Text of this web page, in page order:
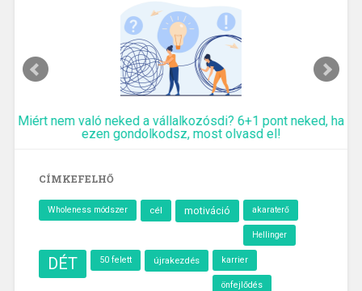
Miért nem való neked a vállalkozósdi? 6+1 pont neked, ha
ezen gondolkodsz, most olvasd el!
CÍMKEFELHŐ
Wholeness módszer cél motiváció akaraterő
Hellinger
DÉT 50 felett újrakezdés karrier
önfejlődés